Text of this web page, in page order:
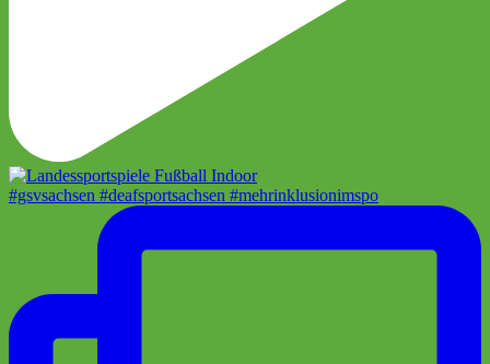
#gsvsachsen #deafsportsachsen #mehrinklusionimspo